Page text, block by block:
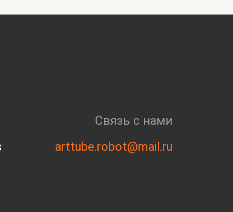
Связь с нами
arttube.robot@mail.ru